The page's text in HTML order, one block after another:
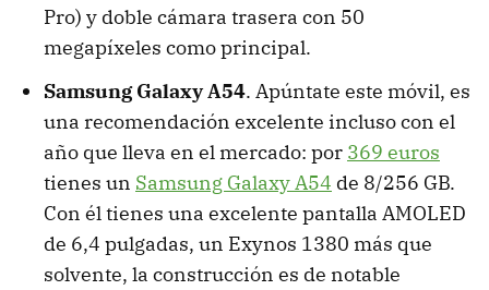
Pro) y doble cámara trasera con 50
megapíxeles como principal.
Samsung Galaxy A54. Apúntate este móvil, es
una recomendación excelente incluso con el
año que lleva en el mercado: por 369 euros
tienes un Samsung Galaxy A54 de 8/256 GB.
Con él tienes una excelente pantalla AMOLED
de 6,4 pulgadas, un Exynos 1380 más que
solvente, la construcción es de notable